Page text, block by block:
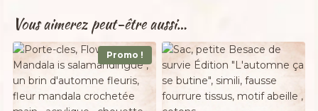
Vous aimerez peut-être aussi…
Promo !